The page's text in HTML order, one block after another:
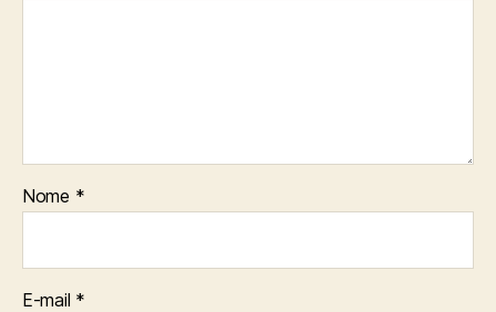
Nome *
E-mail *